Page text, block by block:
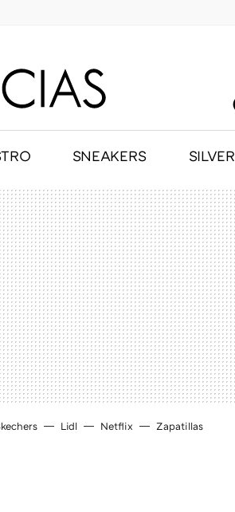
SNEAKERS SILVER
Lidl Netflix Zapatillas